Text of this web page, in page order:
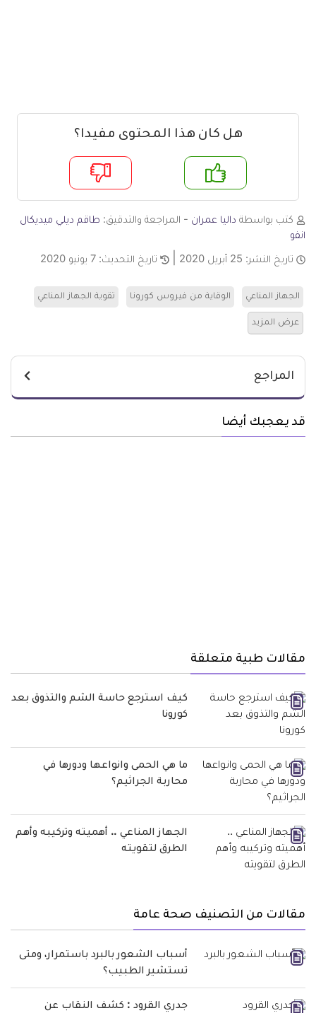
هل كان هذا المحتوى مفيدا؟
لا
كتب بواسطة داليا عمران - المراجعة والتدقيق: طاقم ديلي ميديكال
انفو
تاريخ النشر: 25 أبريل 2020 تاريخ التحديث: 7 يونيو 2020
الجهاز المناعي الوقاية من فيروس كورونا تقوية الجهاز المناعي
عرض المزيد
المراجع
قد يعجبك أيضا
مقالات طبية متعلقة
كيف استرجع حاسة الشم والتذوق بعد
كورونا
ما هي الحمى وانواعها ودورها في
محاربة الجراثيم؟
الجهاز المناعي .. أهميته وتركيبه وأهم
الطرق لتقويته
مقالات من التصنيف صحة عامة
أسباب الشعور بالبرد باستمرار، ومتى
تستشير الطبيب؟
جدري القرود : كشف النقاب عن